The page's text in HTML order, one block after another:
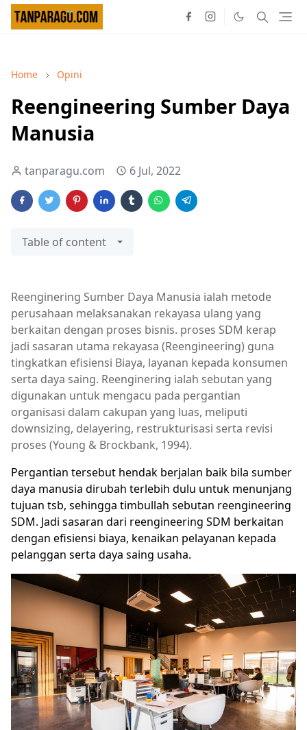
Home Opini
Reengineering Sumber Daya
Manusia
tanparagu.com 6 Jul, 2022
Table of content
Reenginering Sumber Daya Manusia ialah metode
perusahaan melaksanakan rekayasa ulang yang
berkaitan dengan proses bisnis. proses SDM kerap
jadi sasaran utama rekayasa (Reengineering) guna
tingkatkan efisiensi Biaya, layanan kepada konsumen
serta daya saing. Reenginering ialah sebutan yang
digunakan untuk mengacu pada pergantian
organisasi dalam cakupan yang luas, meliputi
downsizing, delayering, restrukturisasi serta revisi
proses (Young & Brockbank, 1994).
Pergantian tersebut hendak berjalan baik bila sumber
daya manusia dirubah terlebih dulu untuk menunjang
tujuan tsb, sehingga timbullah sebutan reengineering
SDM. Jadi sasaran dari reengineering SDM berkaitan
dengan efisiensi biaya, kenaikan pelayanan kepada
pelanggan serta daya saing usaha.